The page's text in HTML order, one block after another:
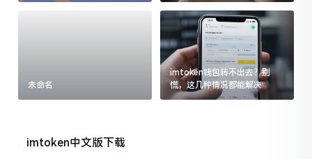
未命名
imtoken钱包转不出去？别
慌，这几种情况都能解决
imtoken中文版下载